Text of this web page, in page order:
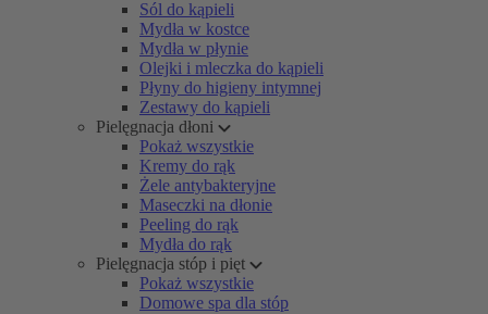
Sól do kąpieli
Mydła w kostce
Mydła w płynie
Olejki i mleczka do kąpieli
Płyny do higieny intymnej
Zestawy do kąpieli
Pielęgnacja dłoni
Pokaż wszystkie
Kremy do rąk
Żele antybakteryjne
Maseczki na dłonie
Peeling do rąk
Mydła do rąk
Pielęgnacja stóp i pięt
Pokaż wszystkie
Domowe spa dla stóp